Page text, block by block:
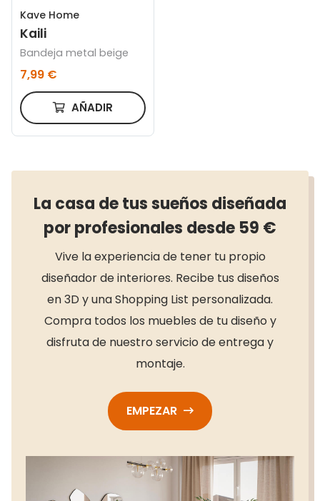
Kave Home
Kaili
Bandeja metal beige
7,99 €
AÑADIR
La casa de tus sueños diseñada
por profesionales desde 59 €
Vive la experiencia de tener tu propio
diseñador de interiores. Recibe tus diseños
en 3D y una Shopping List personalizada.
Compra todos los muebles de tu diseño y
disfruta de nuestro servicio de entrega y
montaje.
EMPEZAR